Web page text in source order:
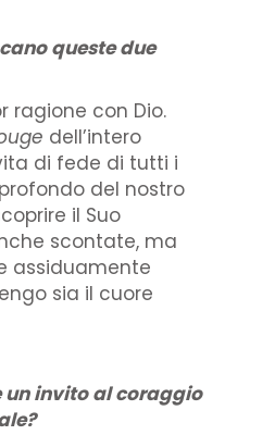
queste due
ragione con Dio.
dell’intero
di fede di tutti i
del nostro
il Suo
scontate, ma
assiduamente
sia il cuore
un invito al coraggio